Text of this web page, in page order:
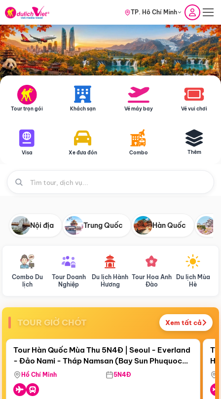
TP. Hồ Chí Minh
Tour trọn gói Khách sạn Vé máy bay Vé vui chơi
Visa Xe đưa đón Combo Thêm
Nội địa Trung Quốc Hàn Quốc
Combo Du
lịch
Tour Doanh
Nghiệp
Du lịch Hành
Hương
Tour Hoa Anh
Đào
Du lịch Mùa
Hè
TOUR GIỜ CHÓT Xem tất cả
Còn19 ngày 01:38:11
Điểm nổi bật
Tour Hàn Quốc Mùa Thu 5N4Đ | Seoul - Everland
- Đảo Nami - Tháp Namsan (Bay Sun Phuquoc
Airways)
Hồ Chí Minh 5N4Đ